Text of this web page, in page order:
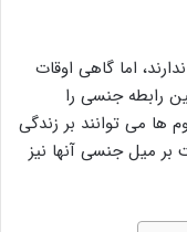
اما گاهی اوقات
رابطه جنسی را
ها می توانند بر زندگی
بر میل جنسی آنها نیز